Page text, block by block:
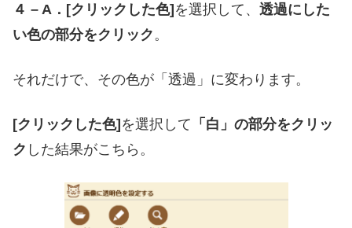
４ – A．[クリックした色] を選択して、 透過にした
い色の部分をクリック。
それだけで、その色が「透過」に変わります。
[クリックした色] を選択して 「白」の部分をクリッ
ク した結果がこちら。